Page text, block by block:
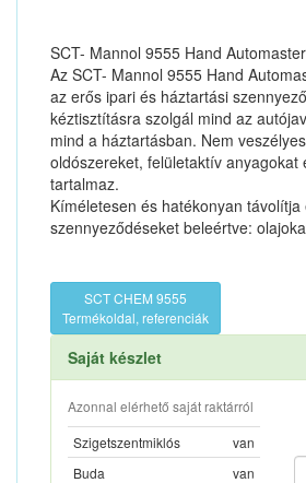
SCT- Mannol 9555 Hand
Az SCT- Mannol 9555 Hand
az erős ipari és háztartási
kéztisztításra szolgál mind az
mind a háztartásban. Nem
oldószereket, felületaktív anyagokat
tartalmaz.
Kíméletesen és hatékonyan távolítja
szennyeződéseket beleértve:
SCT CHEM 9555
Termékoldal, referenciák
Saját készlet
Azonnal elérhető saját raktárról
Szigetszentmiklós
van
Buda
van